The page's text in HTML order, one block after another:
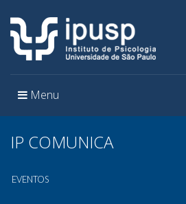
Toggle
Menu
IP COMUNICA
EVENTOS